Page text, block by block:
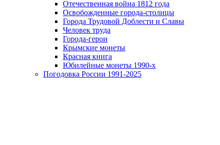
Отечественная война 1812 года
Освобожденные города-столицы
Города Трудовой Доблести и Славы
Человек труда
Города-герои
Крымские монеты
Красная книга
Юбилейные монеты 1990-х
Погодовка России 1991-2025